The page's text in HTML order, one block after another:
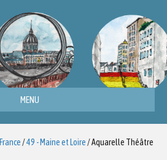
MENU
France /49 - Maine et Loire / Aquarelle Théâtre